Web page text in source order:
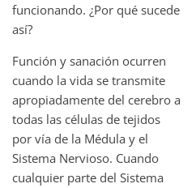
funcionando. ¿Por qué sucede
así?
Función y sanación ocurren
cuando la vida se transmite
apropiadamente del cerebro a
todas las células de tejidos
por vía de la Médula y el
Sistema Nervioso. Cuando
cualquier parte del Sistema